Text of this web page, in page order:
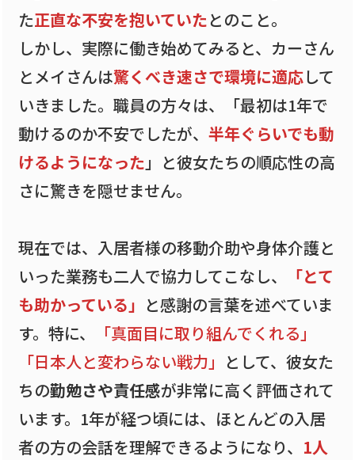
た正直な不安を抱いていたとのこと。
しかし、実際に働き始めてみると、カーさん
とメイさんは驚くべき速さで環境に適応して
いきました。職員の方々は、「最初は1年で
動けるのか不安でしたが、半年ぐらいでも動
けるようになった 」と彼女たちの順応性の高
さに驚きを隠せません。
現在では、入居者様の移動介助や身体介護と
いった業務も二人で協力してこなし、
「とて
も助かっている」 と感謝の言葉を述べていま
す。特に、
「真面目に取り組んでくれる」
「日本人と変わらない戦力」 として、彼女た
ちの勤勉さや責任感が非常に高く評価されて
います。1年が経つ頃には、ほとんどの入居
者の方の会話を理解できるようになり、 1人